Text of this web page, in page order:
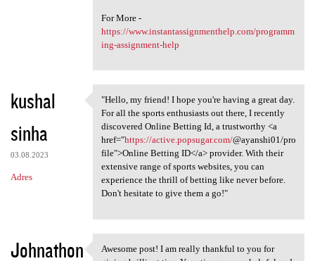
For More -
https://www.instantassignmenthelp.com/programm
ing-assignment-help
kushal
sinha
03.08.2023
Adres
"Hello, my friend! I hope you
"Hello, my friend! I hope you're having a great day.
For all the sports enthusiasts out there, I recently
discovered Online Betting Id, a trustworthy <a
href="https://active.popsugar.com/@ayanshi01/pro
file">Online Betting ID</a> provider. With their
extensive range of sports websites, you can
experience the thrill of betting like never before.
Don't hesitate to give them a go!"
Johnathon
Awesome post! I am really thankful to you for